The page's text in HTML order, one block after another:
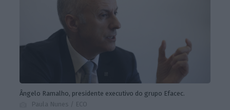
Ângelo Ramalho, presidente executivo do grupo Efacec.
Paula Nunes / ECO